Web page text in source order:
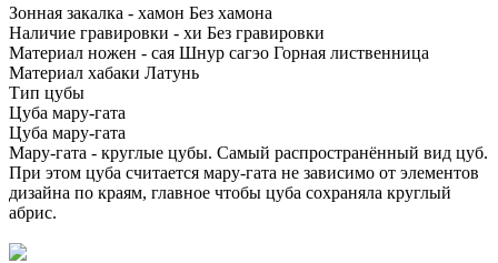
Зонная закалка - хамон Без хамона
Наличие гравировки - хи Без гравировки
Материал ножен - сая Шнур сагэо Горная лиственница
Материал хабаки Латунь
Тип цубы
Цуба мару-гата
Цуба мару-гата
Мару-гата - круглые цубы. Самый распространённый вид цуб.
При этом цуба считается мару-гата не зависимо от элементов
дизайна по краям, главное чтобы цуба сохраняла круглый
абрис.